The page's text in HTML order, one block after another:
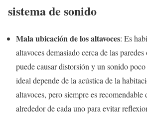
sistema de sonido
Mala ubicación de los altavoces: Es
altavoces demasiado cerca de las
puede causar distorsión y un sonido
ideal depende de la acústica de la
altavoces, pero siempre es recomendable
alrededor de cada uno para evitar